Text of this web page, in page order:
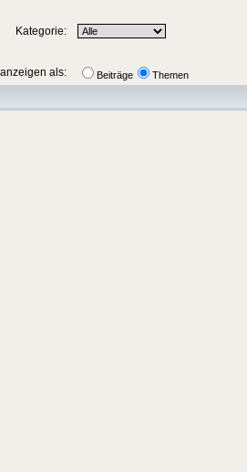
Kategorie:
als: Beiträge Themen